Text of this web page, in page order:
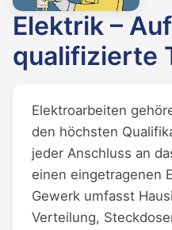
Elektrik –
qualifizierte
Elektroarbeiten
den höchsten
jeder Anschluss an
einen eingetragenen
Gewerk umfasst
Verteilung,